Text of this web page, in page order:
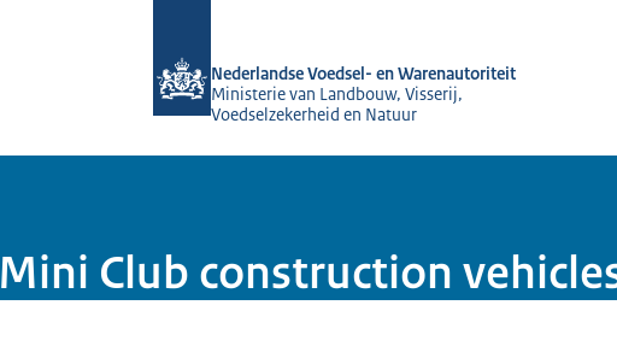
Nederlandse Voedsel- en Warenautoriteit
Ministerie van Landbouw, Visserij,
Voedselzekerheid en Natuur
Club construction